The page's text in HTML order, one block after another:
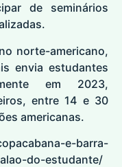
de seminários
norte-americano,
envia estudantes
em 2023,
entre 14 e 30
americanas.
e-barra-
do-estudante/